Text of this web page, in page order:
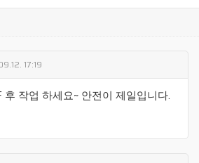
17:19
후 작업 하세요~ 안전이 제일입니다.